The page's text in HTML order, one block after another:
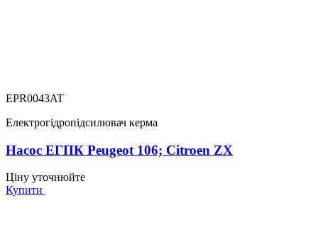
EPR0043AT
Електрогідропідсилювач керма
Насос ЕГПК Peugeot 106; Citroen ZX
Ціну уточнюйте
Купити